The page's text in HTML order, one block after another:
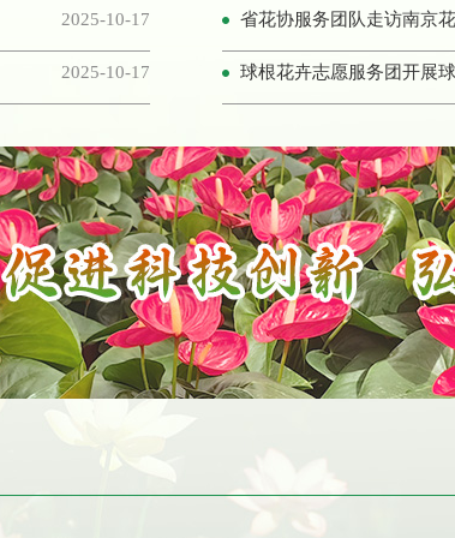
江苏省花木协会新会员招
全国蕙兰
2025-10-17
2025-10-17
省花协服务团队走访南京
球根花卉志愿服务团开展